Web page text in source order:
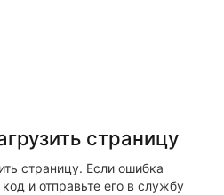
страницу
страницу. Если ошибка
и отправьте его в службу